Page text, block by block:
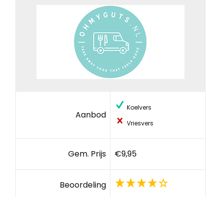
Aanbod
Koelvers
Vriesvers
Gem. Prijs €9,95
Beoordeling